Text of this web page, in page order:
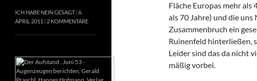
Fläche Europas mehr
als 70 Jahre) und die uns
Zusammenbruch ein
Ruinenfeld hinterließen,
Leider sind das da nicht
mäßig vorbei.
ICH HABE NEIN GESAGT 6.
APRIL 2011
2 KOMMENTARE